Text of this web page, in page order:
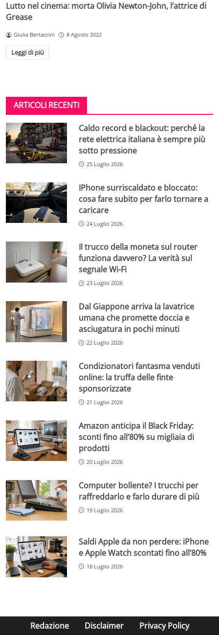
Lutto nel cinema: morta Olivia Newton-John, l’attrice di
Grease
Giulia Bertaccini 8 Agosto 2022
Leggi di più
ARTICOLI RECENTI
Caldo record e blackout: perché la
rete elettrica italiana è sempre più
sotto pressione
25 Luglio 2026
IPhone surriscaldato e bloccato:
cosa fare subito per farlo tornare a
caricare
24 Luglio 2026
Il trucco della moneta sul router
funziona davvero? La verità sul
segnale Wi-Fi
23 Luglio 2026
Dal Giappone arriva la lavatrice
umana che promette doccia e
asciugatura in pochi minuti
22 Luglio 2026
Condizionatori fantasma venduti
online: la truffa delle finte
sponsorizzate
21 Luglio 2026
Amazon anticipa il Black Friday:
sconti fino all’80% su migliaia di
prodotti
20 Luglio 2026
Computer bollente? I trucchi per
raffreddarlo e farlo durare di più
19 Luglio 2026
Saldi Apple da non perdere: iPhone
e Apple Watch scontati fino all’80%
18 Luglio 2026
Redazione Disclaimer Privacy Policy